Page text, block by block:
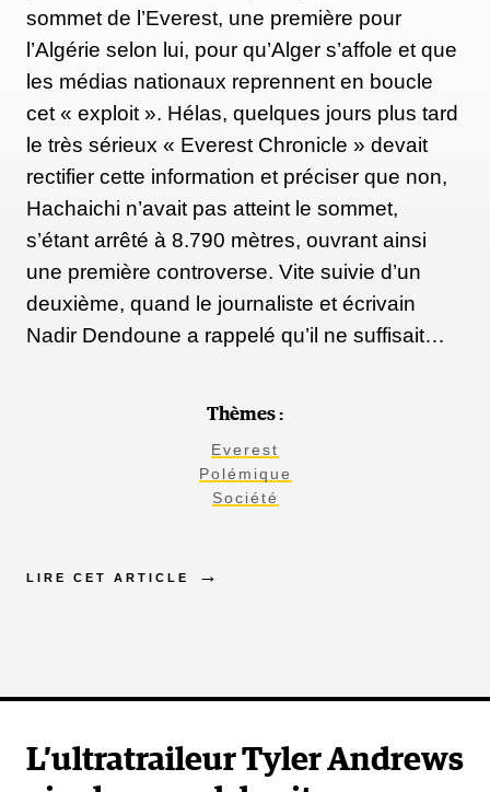
sommet de l’Everest, une première pour
l’Algérie selon lui, pour qu’Alger s’affole et que
les médias nationaux reprennent en boucle
cet « exploit ». Hélas, quelques jours plus tard
le très sérieux « Everest Chronicle » devait
rectifier cette information et préciser que non,
Hachaichi n’avait pas atteint le sommet,
s’étant arrêté à 8.790 mètres, ouvrant ainsi
une première controverse. Vite suivie d’un
deuxième, quand le journaliste et écrivain
Nadir Dendoune a rappelé qu’il ne suffisait…
Thèmes :
Everest
Polémique
Société
LIRE CET ARTICLE
L’ultratraileur Tyler Andrews